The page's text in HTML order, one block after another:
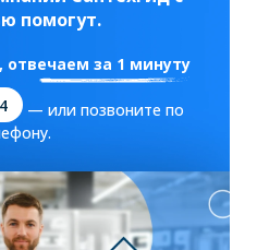
помогут.
отвечаем за 1 минуту
— или позвоните по